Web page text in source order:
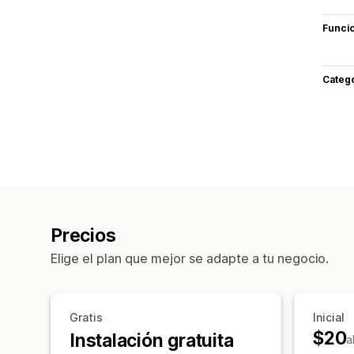
Precios
Elige el plan que mejor se adapte a tu negocio.
Gratis
Instalación gratuita
Inicial
$20